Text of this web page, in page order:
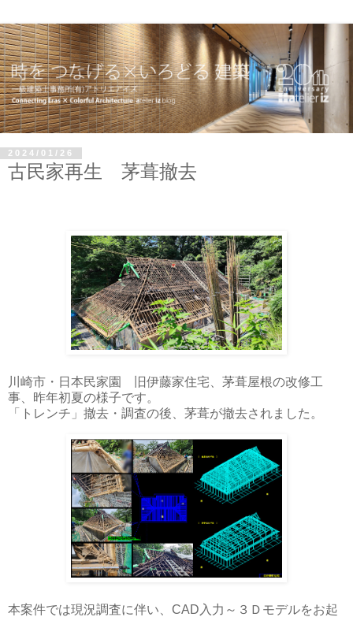
2024/01/26
古民家再生 茅葺撤去
川崎市・日本民家園 旧伊藤家住宅、茅葺屋根の改修工
事、昨年初夏の様子です。
「トレンチ」撤去・調査の後、茅葺が撤去されました。
本案件では現況調査に伴い、CAD入力～３Ｄモデルをお起